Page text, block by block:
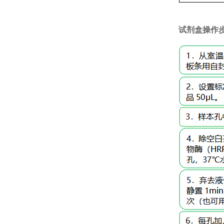
试剂盒操作